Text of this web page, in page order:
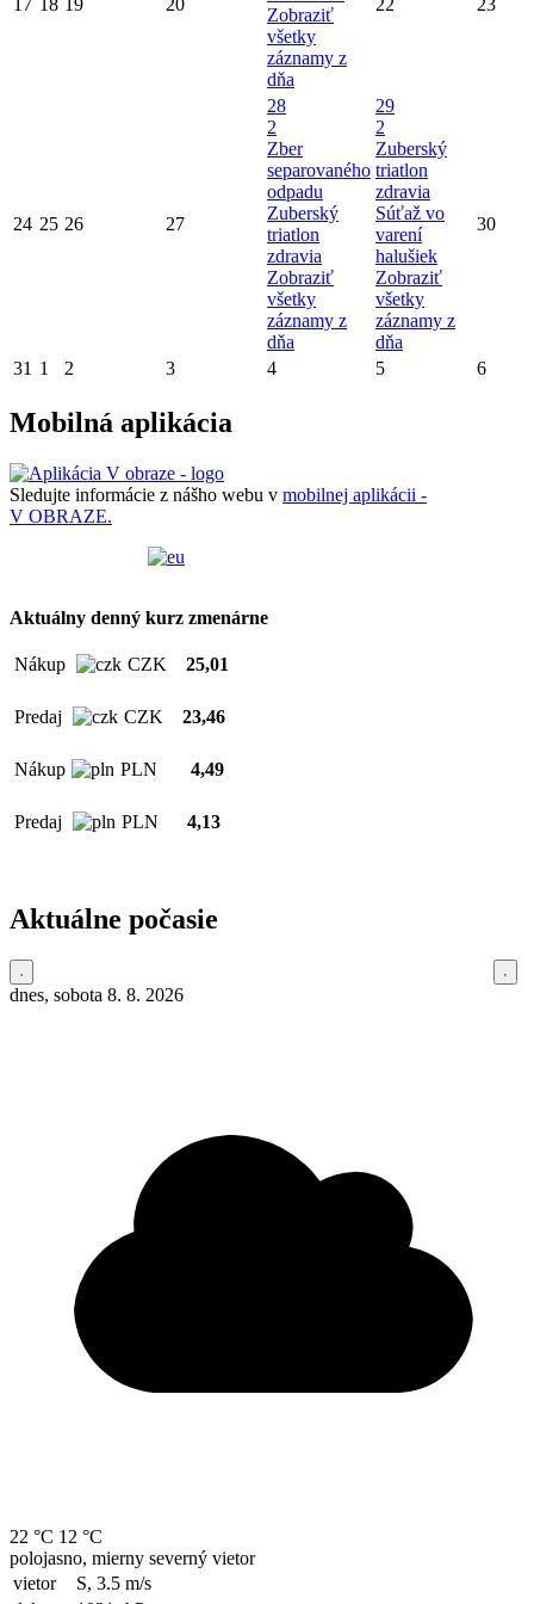
17 18 19 20
Zobraziť
všetky
záznamy z
dňa
22 23
24 25 26 27
28
2
Zber
separovaného
odpadu
Zuberský
triatlon
zdravia
Zobraziť
všetky
záznamy z
dňa
29
2
Zuberský
triatlon
zdravia
Súťaž vo
varení
halušiek
Zobraziť
všetky
záznamy z
dňa
30
31 1 2 3 4 5 6
Mobilná aplikácia
Sledujte informácie z nášho webu v mobilnej aplikácii -
V OBRAZE.
Aktuálny denný kurz zmenárne
Nákup CZK 25,01
Predaj CZK 23,46
Nákup PLN 4,49
Predaj PLN 4,13
Aktuálne počasie
dnes, sobota 8. 8. 2026
22 °C 12 °C
polojasno, mierny severný vietor
vietor
S, 3.5 m/s